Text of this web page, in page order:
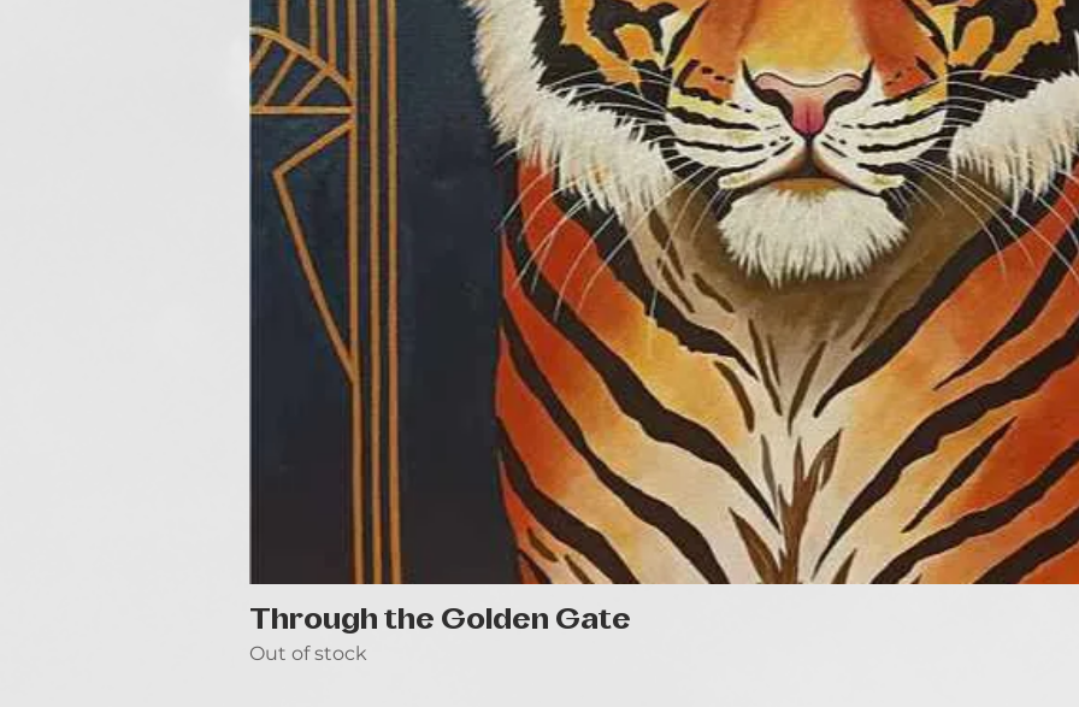
Through the Golden Gate
Out of stock